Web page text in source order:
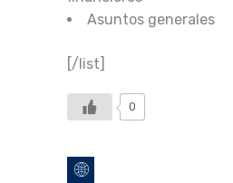
Asuntos generales
[/list]
0